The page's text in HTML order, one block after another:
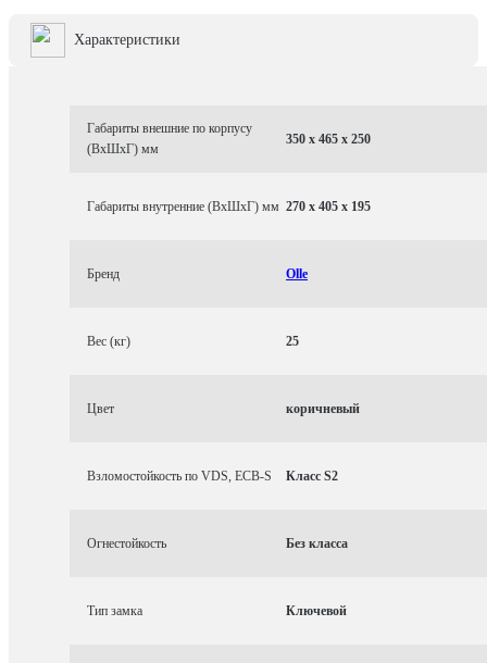
Характеристики
Габариты внешние по корпусу
(ВхШхГ) мм
350 x 465 x 250
Габариты внутренние (ВхШхГ) мм 270 x 405 x 195
Бренд Olle
Вес (кг) 25
Цвет коричневый
Взломостойкость по VDS, ECB-S Класс S2
Огнестойкость Без класса
Тип замка Ключевой